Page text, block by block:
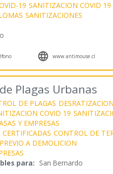
19 SANITIZACION COVID 19
SANITIZACIONES
 www.antimouse.cl
Plagas Urbanas
DE PLAGAS DESRATIZACION
COVID 19
Y EMPRESAS
CONTROL DE
A DEMOLICION
para: San Bernardo